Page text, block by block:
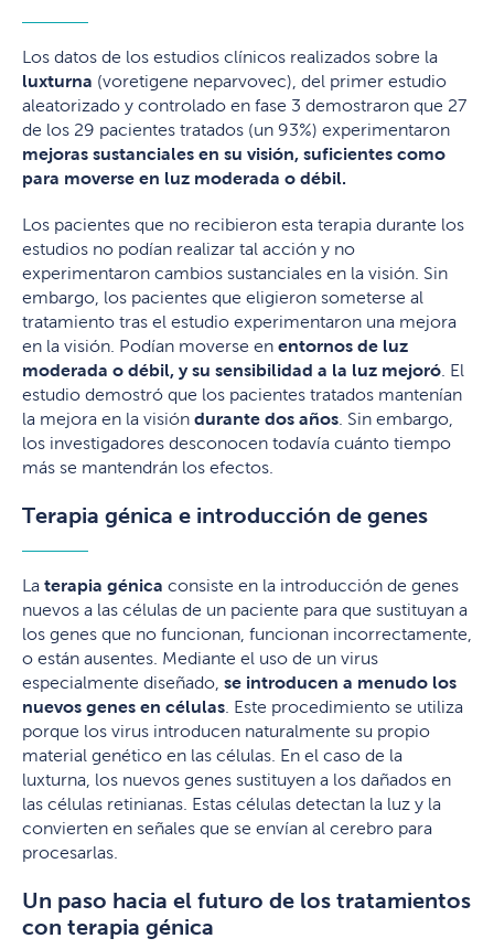
Los datos de los estudios clínicos realizados sobre la
luxturna (voretigene neparvovec), del primer estudio
aleatorizado y controlado en fase 3 demostraron que 27
de los 29 pacientes tratados (un 93%) experimentaron
mejoras sustanciales en su visión, suficientes como
para moverse en luz moderada o débil.
Los pacientes que no recibieron esta terapia durante los
estudios no podían realizar tal acción y no
experimentaron cambios sustanciales en la visión. Sin
embargo, los pacientes que eligieron someterse al
tratamiento tras el estudio experimentaron una mejora
en la visión. Podían moverse en entornos de luz
moderada o débil, y su sensibilidad a la luz mejoró . El
estudio demostró que los pacientes tratados mantenían
la mejora en la visión durante dos años . Sin embargo,
los investigadores desconocen todavía cuánto tiempo
más se mantendrán los efectos.
Terapia génica e introducción de genes
La terapia génica consiste en la introducción de genes
nuevos a las células de un paciente para que sustituyan a
los genes que no funcionan, funcionan incorrectamente,
o están ausentes. Mediante el uso de un virus
especialmente diseñado, se introducen a menudo los
nuevos genes en células . Este procedimiento se utiliza
porque los virus introducen naturalmente su propio
material genético en las células. En el caso de la
luxturna, los nuevos genes sustituyen a los dañados en
las células retinianas. Estas células detectan la luz y la
convierten en señales que se envían al cerebro para
procesarlas.
Un paso hacia el futuro de los tratamientos
con terapia génica